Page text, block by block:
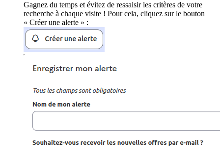
Gagnez du temps et évitez de ressaisir les critères de votre
recherche à chaque visite ! Pour cela, cliquez sur le bouton
« Créer une alerte » :